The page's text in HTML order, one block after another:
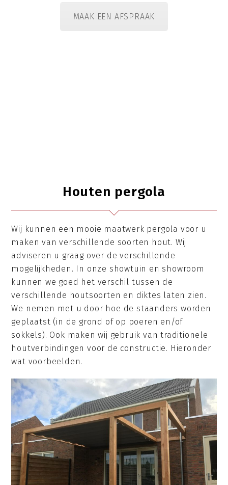
MAAK EEN AFSPRAAK
Houten pergola
Wij kunnen een mooie maatwerk pergola voor u
maken van verschillende soorten hout. Wij
adviseren u graag over de verschillende
mogelijkheden. In onze showtuin en showroom
kunnen we goed het verschil tussen de
verschillende houtsoorten en diktes laten zien.
We nemen met u door hoe de staanders worden
geplaatst (in de grond of op poeren en/of
sokkels). Ook maken wij gebruik van traditionele
houtverbindingen voor de constructie. Hieronder
wat voorbeelden.